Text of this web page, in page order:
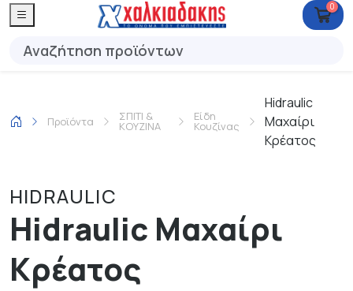
0
Προϊόντα ΣΠΙΤΙ &
ΚΟΥΖΙΝΑ
Είδη
Κουζίνας
Hidraulic
Μαχαίρι
Κρέατος
HIDRAULIC
Hidraulic Μαχαίρι
Κρέατος